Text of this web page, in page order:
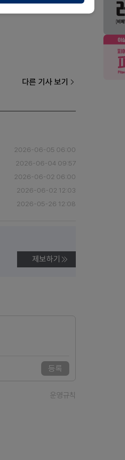
다른 기사 보기
2026-06-05 06:00
2026-06-04 09:57
2026-06-02 06:00
2026-06-02 12:03
2026-05-26 12:08
제보하기
등록
운영규칙